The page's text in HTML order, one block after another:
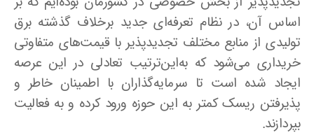
اساس آن، در نظام تعرفه‌ای جدید برخلاف گذشته برق
تولیدی از منابع مختلف تجدیدپذیر با قیمت‌های متفاوتی
خریداری می‌شود که به‌این‌ترتیب تعادلی در این عرصه
ایجاد شده است تا سرمایه‌گذاران با اطمینان خاطر و
پذیرفتن ریسک کمتر به این حوزه ورود کرده و به فعالیت
بپردازند.